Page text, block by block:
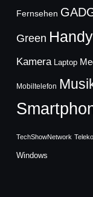
Fernsehen
Green Handy
Kamera Laptop
Mobiltelefon
TechShowNetwork
Windows